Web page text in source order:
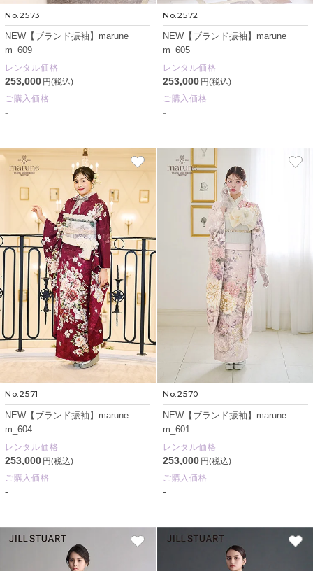
No.2573
NEW【ブランド振袖】marune
m_609
レンタル価格
253,000 円(税込)
ご購入価格
-
No.2572
NEW【ブランド振袖】marune
m_605
レンタル価格
253,000 円(税込)
ご購入価格
-
No.2571
NEW【ブランド振袖】marune
m_604
レンタル価格
253,000 円(税込)
ご購入価格
-
No.2570
NEW【ブランド振袖】marune
m_601
レンタル価格
253,000 円(税込)
ご購入価格
-